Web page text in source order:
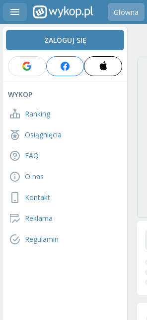
Główna
ZALOGUJ SIĘ
WYKOP
Ranking
Osiągnięcia
FAQ
O nas
Kontakt
Reklama
Regulamin